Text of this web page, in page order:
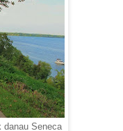
danau Seneca